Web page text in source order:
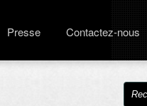
Presse Contactez-nous